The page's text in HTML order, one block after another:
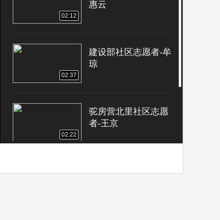
02:12
惠云
02:37
建设部社区志愿者-牟
琼
02:22
驼房营北里社区志愿
者-王京
驼房营北里社区社工-